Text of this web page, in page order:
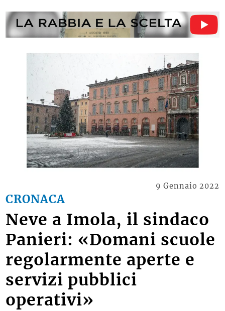
CRONACA
9 Gennaio 2022
Neve a Imola, il sindaco
Panieri: «Domani scuole
regolarmente aperte e
servizi pubblici
operativi»